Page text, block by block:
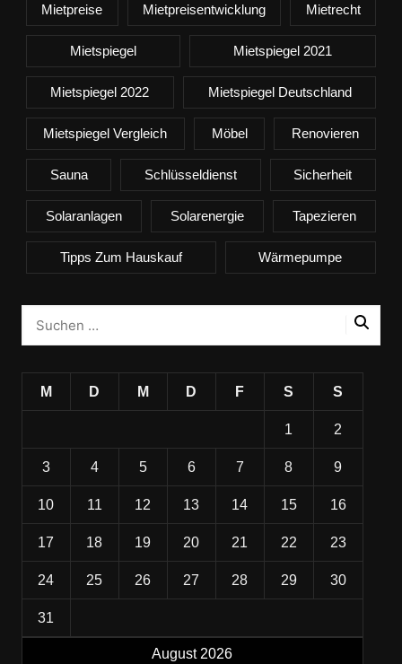
Mietpreise Mietpreisentwicklung Mietrecht
Mietspiegel Mietspiegel 2021
Mietspiegel 2022 Mietspiegel Deutschland
Mietspiegel Vergleich Möbel Renovieren
Sauna Schlüsseldienst Sicherheit
Solaranlagen Solarenergie Tapezieren
Tipps Zum Hauskauf Wärmepumpe
August 2026
M D M D F S S
1 2
3 4 5 6 7 8 9
10 11 12 13 14 15 16
17 18 19 20 21 22 23
24 25 26 27 28 29 30
31